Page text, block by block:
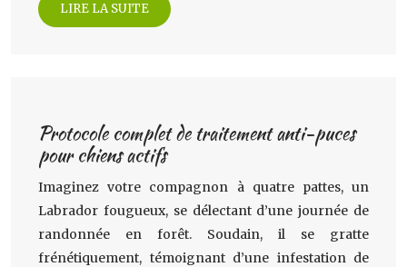
LIRE LA SUITE
Protocole complet de traitement anti-puces
pour chiens actifs
Imaginez votre compagnon à quatre pattes, un
Labrador fougueux, se délectant d’une journée de
randonnée en forêt. Soudain, il se gratte
frénétiquement, témoignant d’une infestation de